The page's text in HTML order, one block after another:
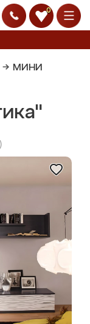
0
→ МИНИ